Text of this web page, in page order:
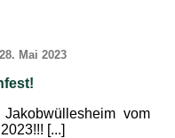
Mai 2023
vom
[...]